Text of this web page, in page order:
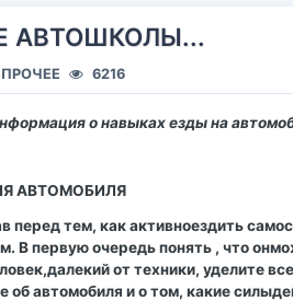
АВТОШКОЛЫ...
ПРОЧЕЕ 6216
о навыках езды на
АВТОМОБИЛЯ
перед тем, как активноездить
В первую очередь понять , что
от техники, уделите
об автомобиля и о том, какие